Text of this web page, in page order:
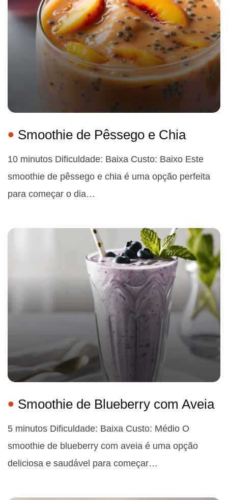
Smoothie de Pêssego e Chia
10 minutos Dificuldade: Baixa Custo: Baixo Este
smoothie de pêssego e chia é uma opção perfeita
para começar o dia…
Smoothie de Blueberry com Aveia
5 minutos Dificuldade: Baixa Custo: Médio O
smoothie de blueberry com aveia é uma opção
deliciosa e saudável para começar…